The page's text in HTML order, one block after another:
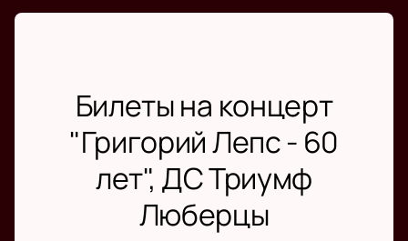
Билеты на концерт
"Григорий Лепс - 60
лет", ДС Триумф
Люберцы